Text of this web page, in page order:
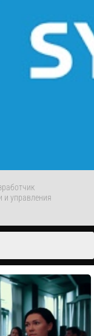
и управления